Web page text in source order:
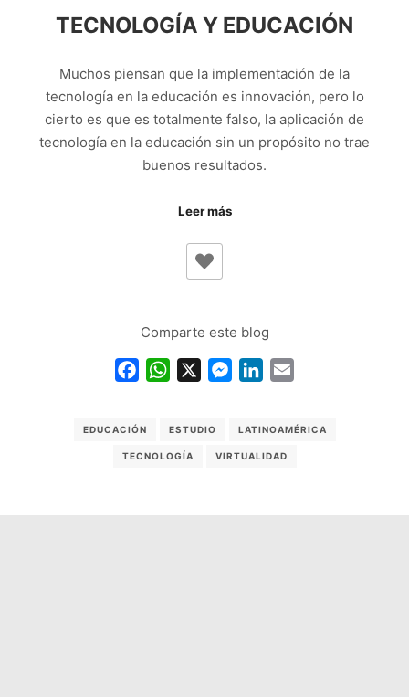
TECNOLOGÍA Y EDUCACIÓN
Muchos piensan que la implementación de la
tecnología en la educación es innovación, pero lo
cierto es que es totalmente falso, la aplicación de
tecnología en la educación sin un propósito no trae
buenos resultados.
Leer más
Comparte este blog
FacebookWhatsApp Messenger
LinkedIn
EDUCACIÓN ESTUDIO LATINOAMÉRICA
TECNOLOGÍA VIRTUALIDAD